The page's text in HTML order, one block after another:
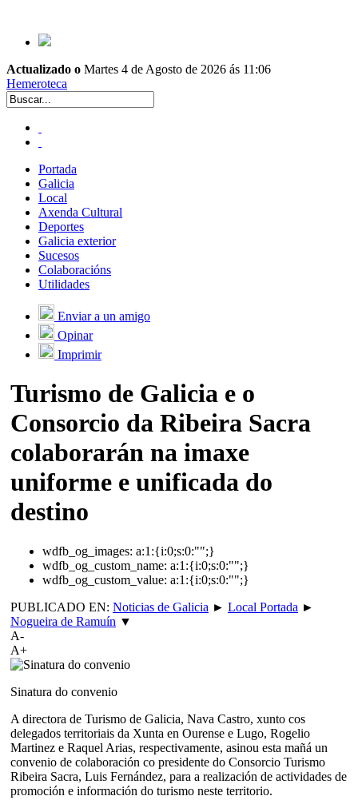
Actualizado o Martes 4 de Agosto de 2026 ás 11:06
Hemeroteca
Portada
Galicia
Local
Axenda Cultural
Deportes
Galicia exterior
Sucesos
Colaboracións
Utilidades
Enviar a un amigo
Opinar
Imprimir
Turismo de Galicia e o
Consorcio da Ribeira Sacra
colaborarán na imaxe
uniforme e unificada do
destino
wdfb_og_images: a:1:{i:0;s:0:"";}
wdfb_og_custom_name: a:1:{i:0;s:0:"";}
wdfb_og_custom_value: a:1:{i:0;s:0:"";}
PUBLICADO EN: Noticias de Galicia ► Local Portada ►
Nogueira de Ramuín ▼
A-
A+
Sinatura do convenio
A directora de Turismo de Galicia, Nava Castro, xunto cos
delegados territoriais da Xunta en Ourense e Lugo, Rogelio
Martinez e Raquel Arias, respectivamente, asinou esta mañá un
convenio de colaboración co presidente do Consorcio Turismo
Ribeira Sacra, Luis Fernández, para a realización de actividades de
promoción e información do turismo neste territorio.